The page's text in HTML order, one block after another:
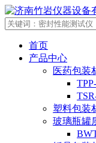
首页
产品中心
医药包装
塑料包装
玻璃瓶罐